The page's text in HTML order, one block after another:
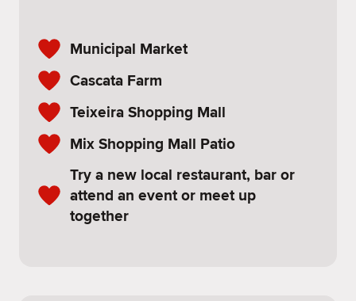
Municipal Market
Cascata Farm
Teixeira Shopping Mall
Mix Shopping Mall Patio
Try a new local restaurant, bar or
attend an event or meet up
together